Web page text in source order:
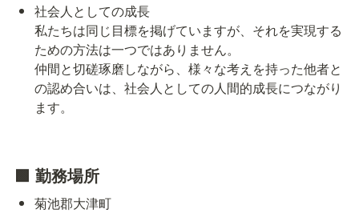
社会人としての成長
私たちは同じ目標を掲げていますが、それを実現する
ための方法は一つではありません。
仲間と切磋琢磨しながら、様々な考えを持った他者と
の認め合いは、社会人としての人間的成長につながり
ます。
🟩 勤務場所
菊池郡大津町